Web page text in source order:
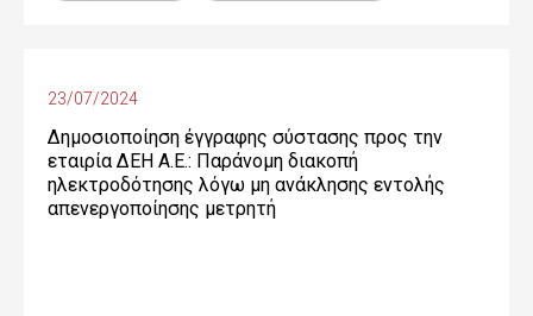
23/07/2024
Δημοσιοποίηση έγγραφης σύστασης προς την
εταιρία ΔΕΗ Α.Ε.: Παράνομη διακοπή
ηλεκτροδότησης λόγω μη ανάκλησης εντολής
απενεργοποίησης μετρητή